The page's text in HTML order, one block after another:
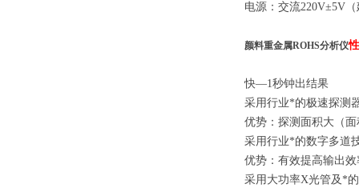
电源：交流220V±5V
颜料重金属ROHS分析仪
快—1秒钟出结果
采用行业*的极速探测
优势：探测面积大（
采用行业*的数字多道
优势：有效提高输出
采用大功率X光管及*